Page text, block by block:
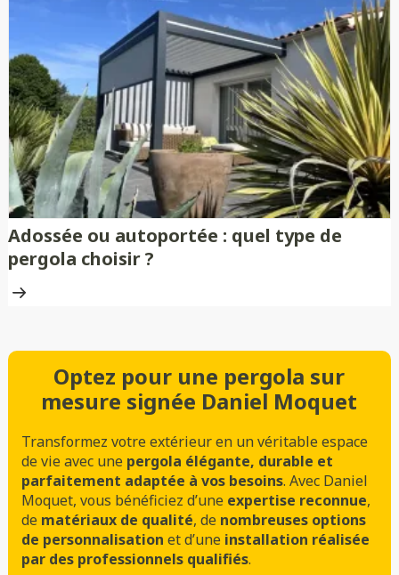
Adossée ou autoportée : quel type de
pergola choisir ?
Optez pour une pergola sur
mesure signée Daniel Moquet
Transformez votre extérieur en un véritable espace
de vie avec une pergola élégante, durable et
parfaitement adaptée à vos besoins. Avec Daniel
Moquet, vous bénéficiez d’une expertise reconnue,
de matériaux de qualité, de nombreuses options
de personnalisation et d’une installation réalisée
par des professionnels qualifiés.